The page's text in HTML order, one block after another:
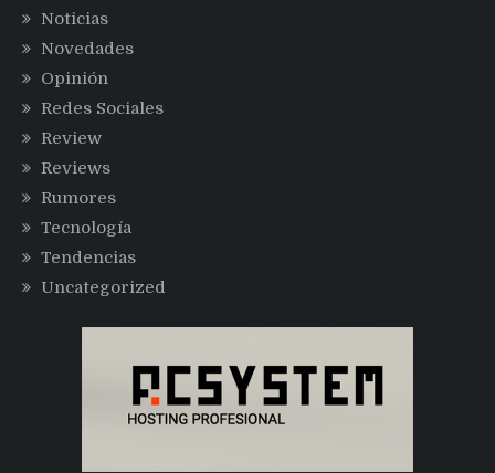
Noticias
Novedades
Opinión
Redes Sociales
Review
Reviews
Rumores
Tecnología
Tendencias
Uncategorized